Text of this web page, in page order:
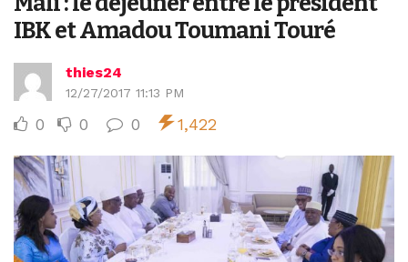
IBK et Amadou Toumani Touré
thies24
12/27/2017 11:13 PM
0 0 0 1,422